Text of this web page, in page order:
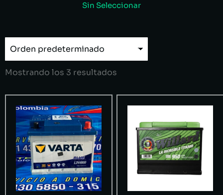
Sin Seleccionar
Mostrando los 3 resultados